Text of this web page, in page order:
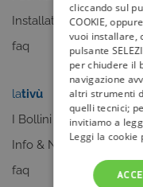
Installatori
faq
lativù
I Bollini
Info & News
faq
cliccando sul
COOKIE,
vuoi installare,
pulsante
per chiudere il
navigazione
altri strumenti
quelli tecnici;
invitiamo a
Leggi la cookie